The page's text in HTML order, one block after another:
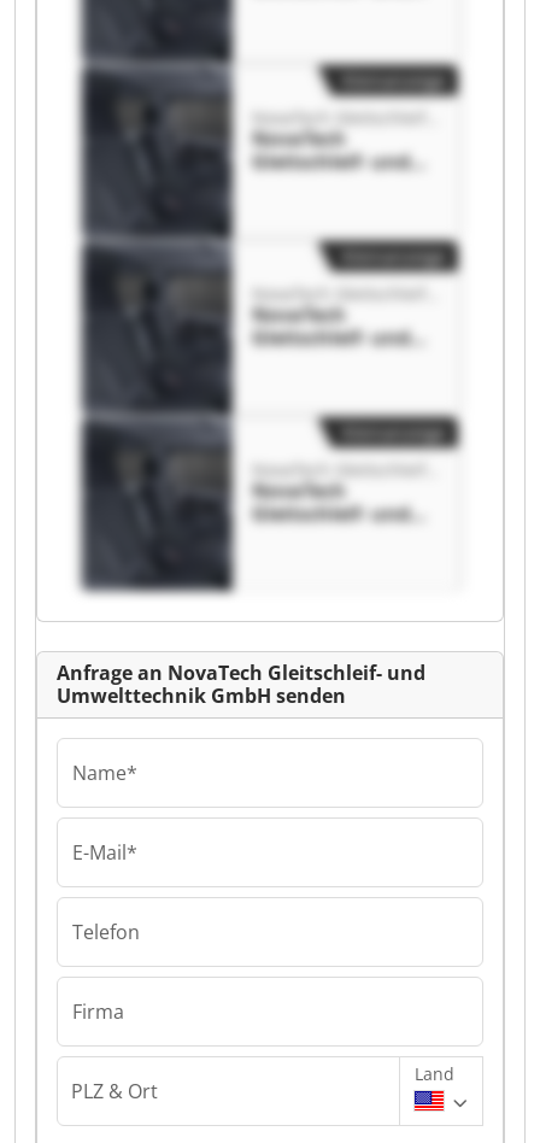
Gleitschleif- und
Umwelttechnik
NovaTech
Gleitschleif- und
Gleitschleif- und
Umwelttechnik
Kleinanzeige
NovaTech
Gleitschleif- und
Gleitschleif- und
Umwelttechnik
Kleinanzeige
NovaTech
Gleitschleif- und
GmbH
Kleinanzeige
Anfrage an NovaTech Gleitschleif- und
Umwelttechnik GmbH senden
Name*
E-Mail*
Telefon
Firma
PLZ & Ort
Land